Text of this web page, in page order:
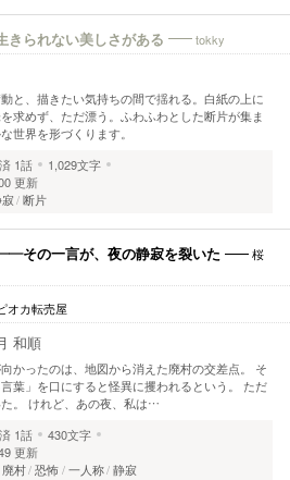
きられない美しさがある tokky
と、描きたい気持ちの間で揺れる。白紙の上に
求めず、ただ漂う。ふわふわとした断片が集ま
世界を形づくります。
1話
1,029文字
更新
断片
その一言が、夜の静寂を裂いた
桜
オカ転売屋
和順
かったのは、地図から消えた廃村の交差点。 そ
葉」を口にすると怪異に攫われるという。 ただ
。 けれど、あの夜、私は…
1話
430文字
更新
廃村 恐怖 一人称 静寂